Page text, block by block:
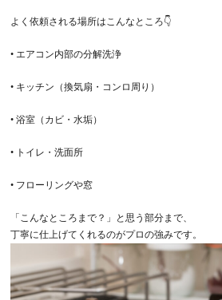
よく依頼される場所はこんなところ👇
• エアコン内部の分解洗浄
• キッチン（換気扇・コンロ周り）
• 浴室（カビ・水垢）
• トイレ・洗面所
• フローリングや窓
「こんなところまで？」と思う部分まで、
丁寧に仕上げてくれるのがプロの強みです。